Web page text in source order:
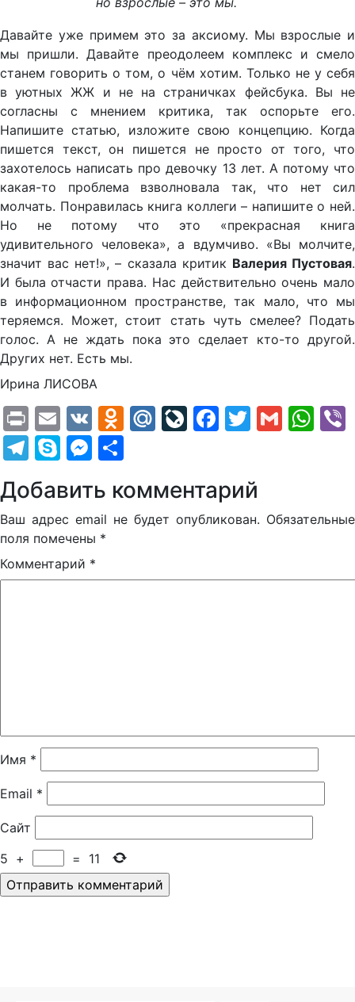
Давайте уже примем это за аксиому. Мы взрослые и
мы пришли. Давайте преодолеем комплекс и смело
станем говорить о том, о чём хотим. Только не у себя
в уютных ЖЖ и не на страничках фейсбука. Вы не
согласны с мнением критика, так оспорьте его.
Напишите статью, изложите свою концепцию. Когда
пишется текст, он пишется не просто от того, что
захотелось написать про девочку 13 лет. А потому что
какая-то проблема взволновала так, что нет сил
молчать. Понравилась книга коллеги – напишите о ней.
Но не потому что это «прекрасная книга
удивительного человека», а вдумчиво. «Вы молчите,
значит вас нет!», – сказала критик Валерия Пустовая.
И была отчасти права. Нас действительно очень мало
в информационном пространстве, так мало, что мы
теряемся. Может, стоит стать чуть смелее? Подать
голос. А не ждать пока это сделает кто-то другой.
Других нет. Есть мы.
Ирина ЛИСОВА
PrintEmail
VK Odnoklassniki
Mail.Ru
LiveJournal
Facebook
Twitter
Gmail
Telegram
SkypeMessenger
Добавить комментарий
Ваш адрес email не будет опубликован. Обязательные
поля помечены *
Комментарий *
Имя *
Email *
Сайт
5 + = 11